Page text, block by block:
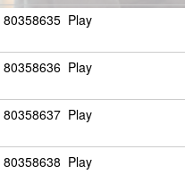
80358635 Play
80358636 Play
80358637 Play
80358638 Play